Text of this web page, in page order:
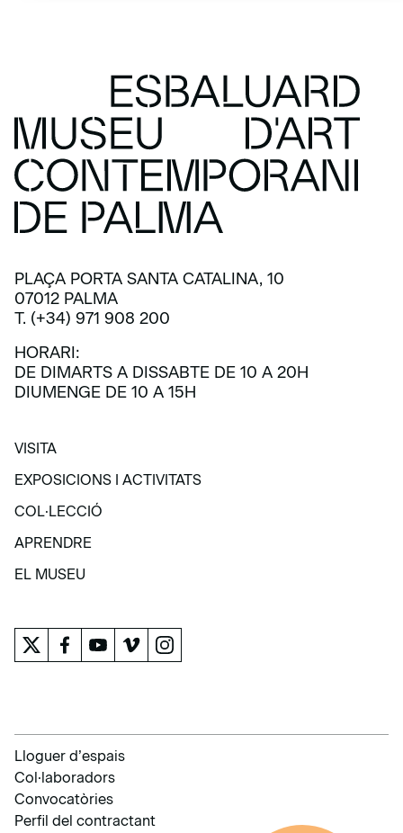
PLAÇA PORTA SANTA CATALINA, 10
07012 PALMA
T. (+34) 971 908 200
HORARI:
DE DIMARTS A DISSABTE DE 10 A 20H
DIUMENGE DE 10 A 15H
VISITA
EXPOSICIONS I ACTIVITATS
EXPOSICIONS I ACTIVITATS
COL·LECCIÓ
APRENDRE
EL MUSEU
Lloguer d’espais
Col·laboradors
Convocatòries
Perfil del contractant